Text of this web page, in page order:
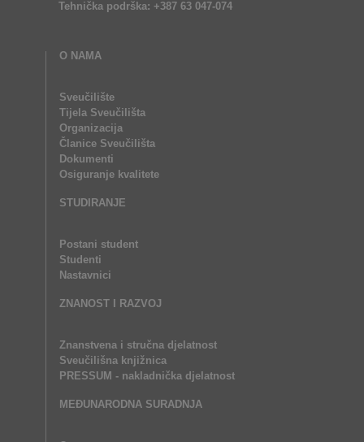
Tehnička podrška: +387 63 047-074
O NAMA
Sveučilište
Tijela Sveučilišta
Organizacija
Članice Sveučilišta
Dokumenti
Osiguranje kvalitete
STUDIRANJE
Postani student
Studenti
Nastavnici
ZNANOST I RAZVOJ
Znanstvena i stručna djelatnost
Sveučilišna knjižnica
PRESSUM - nakladnička djelatnost
MEĐUNARODNA SURADNJA